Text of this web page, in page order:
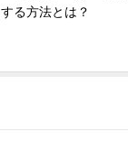
する方法とは？